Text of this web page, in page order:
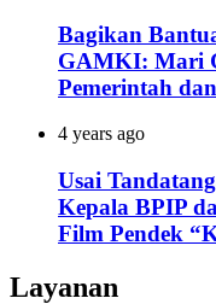
Bagikan
GAMKI: Mari
Pemerintah
4 years ago
Usai
Kepala BPIP
Film Pendek
Layanan